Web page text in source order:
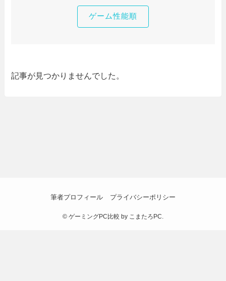
ゲーム性能順
記事が見つかりませんでした。
筆者プロフィール プライバシーポリシー
© ゲーミングPC比較 by こまたろPC.